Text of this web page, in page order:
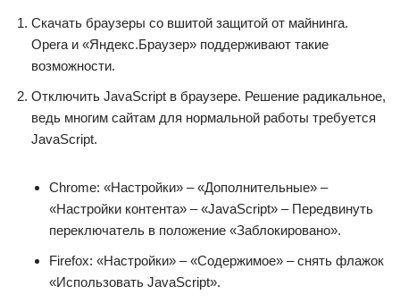
Скачать браузеры со вшитой защитой от майнинга.
Opera и «Яндекс.Браузер» поддерживают такие
возможности.
Отключить JavaScript в браузере. Решение радикальное,
ведь многим сайтам для нормальной работы требуется
JavaScript.
Chrome: «Настройки» – «Дополнительные» –
«Настройки контента» – «JavaScript» – Передвинуть
переключатель в положение «Заблокировано».
Firefox: «Настройки» – «Содержимое» – снять флажок
«Использовать JavaScript».